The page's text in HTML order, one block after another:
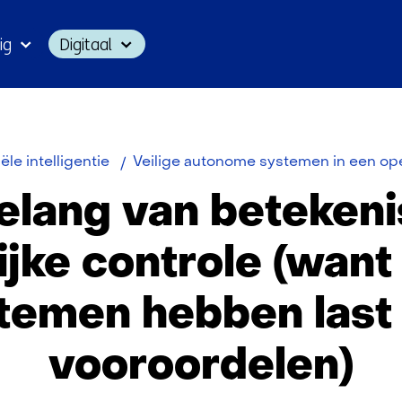
Digitaal
intelligentie Veilige autonome systemen in een
van
controle
hebben last
vooroordelen)